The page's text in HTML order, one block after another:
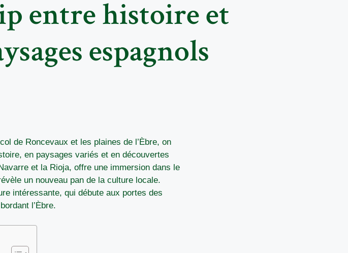
entre histoire et
espagnols
de Roncevaux et les plaines de l’Èbre, on
en paysages variés et en découvertes
et la Rioja, offre une immersion dans le
un nouveau pan de la culture locale.
intéressante, qui débute aux portes des
l’Èbre.